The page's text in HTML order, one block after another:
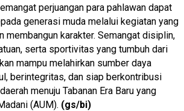
perjuangan para pahlawan dapat
generasi muda melalui kegiatan yang
membangun karakter. Semangat disiplin,
serta sportivitas yang tumbuh dari
mampu melahirkan sumber daya
berintegritas, dan siap berkontribusi
menuju Tabanan Era Baru yang
(AUM). (gs/bi)